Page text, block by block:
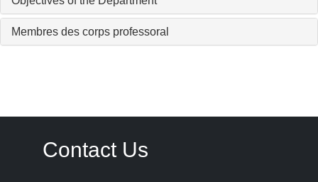
Membres des corps professoral
Contact Us